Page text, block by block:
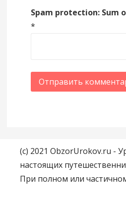
Spam protection: Sum
*
(c) 2021 ObzorUrokov.ru -
настоящих
При полном или